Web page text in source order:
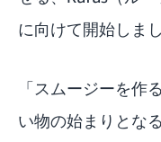
に向けて開始しまし
「スムージーを作
い物の始まりとな